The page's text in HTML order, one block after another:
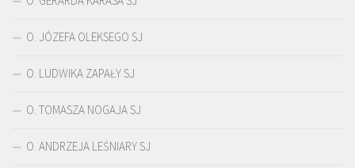
O. JÓZEFA OLEKSEGO SJ
O. LUDWIKA ZAPAŁY SJ
O. TOMASZA NOGAJA SJ
O. ANDRZEJA LEŚNIARY SJ